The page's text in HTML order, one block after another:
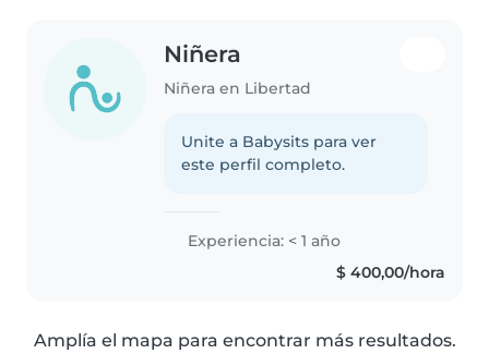
Niñera
Niñera en Libertad
Unite a Babysits para ver
este perfil completo.
Experiencia: < 1 año
$ 400,00/hora
Amplía el mapa para encontrar más resultados.